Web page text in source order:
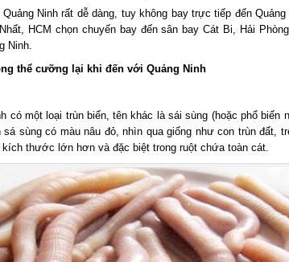
Ninh rất dễ dàng, tuy không bay trực tiếp đến Quảng
HCM chọn chuyến bay đến sân bay Cát Bi, Hải
Ninh.
thể cưỡng lại khi đến với Quảng Ninh
có một loại trùn biển, tên khác là sái sùng (hoặc phổ biến
sùng có màu nâu đỏ, nhìn qua giống như con trùn đất,
thước lớn hơn và đặc biệt trong ruột chứa toàn cát.